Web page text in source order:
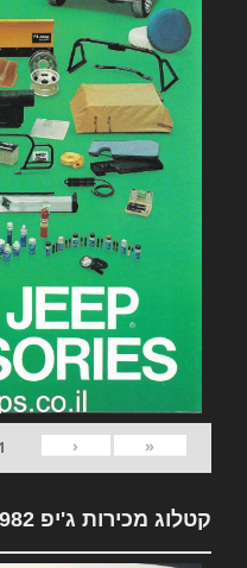
«
‹
1
קטלוג מכירות ג'יפ 1982